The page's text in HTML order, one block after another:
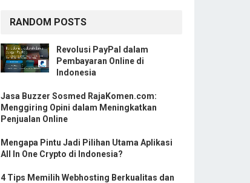
RANDOM POSTS
Revolusi PayPal dalam
Pembayaran Online di
Indonesia
Jasa Buzzer Sosmed RajaKomen.com:
Menggiring Opini dalam Meningkatkan
Penjualan Online
Mengapa Pintu Jadi Pilihan Utama Aplikasi
All In One Crypto di Indonesia?
4 Tips Memilih Webhosting Berkualitas dan